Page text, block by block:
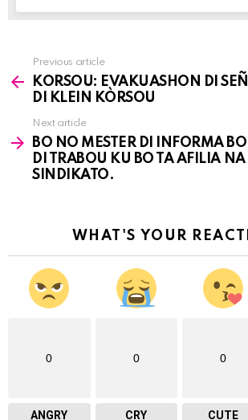
more
Previous article
KORSOU: EVAKUASHON DI
DI KLEIN KÒRSOU
Next article
BO NO MESTER DI INFORMA
DI TRABOU KU BO TA AFILIA NA
SINDIKATO.
WHAT'S YOUR
0
ANGRY
0
CRY
0
CUTE